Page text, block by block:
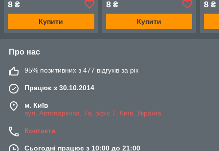
8 ₴
Купити
8₴
Купити
8 ₴
Про нас
95% позитивних з 477 відгуків за рік
Працює з 30.10.2014
м. Київ
вул. Автопаркова, 7а, офіс 7, Київ, Україна
Контакти
Сьогодні працює з 10:00 до 21:00